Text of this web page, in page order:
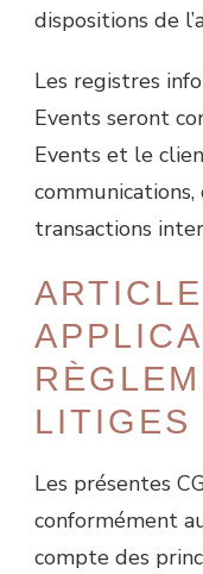
dispositions de
Les registres
Events seront
Events et le
transactions
LITIGES
Les présentes
conformément
compte des